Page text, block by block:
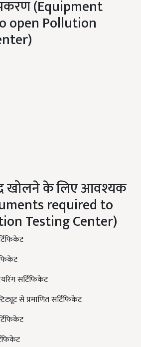
(Equipment
open Pollution
खोलने के लिए आवश्यक
required to
Testing Center)
सर्टिफिकेट
से प्रमाणित सर्टिफिकेट